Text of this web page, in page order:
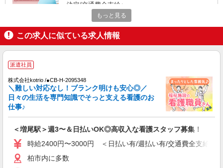
決定/交通費全支給＞
柏市 同エリア内で他も紹介可
キープ
派遣社員
【看護助手】
看護助手（病院）
千葉県柏市
キープ 詳細を見る
紹介予定派遣
もっと見る
この求人に似ている求人情報
派遣社員
株式会社kotrio /●CB-H-2095348
＼難しい対応なし！ブランク明けも安心◎／
日々の生活を専門知識でそっと支える看護のお
仕事♪
＜増尾駅＞週3〜＆日払いOK◎高収入な看護スタッフ募集！
時給2400円〜3000円 ＜日払い有/週払い有/交通費全支給(ガ
柏市内に多数